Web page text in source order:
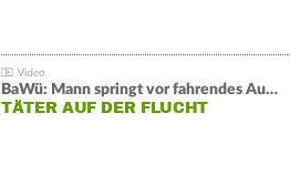
BaWü: Mann springt vor fahrendes Auto und schießt
TÄTER AUF DER FLUCHT